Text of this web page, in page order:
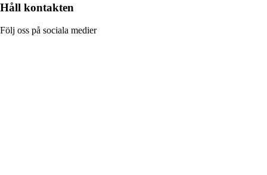
Håll kontakten
Följ oss på sociala medier